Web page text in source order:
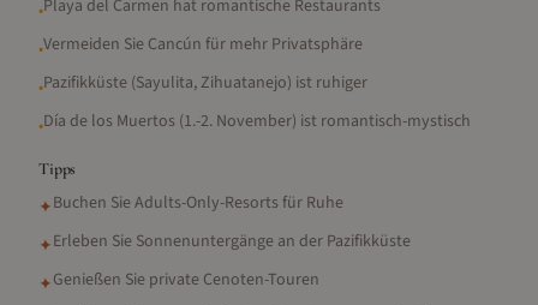
•Playa del Carmen hat romantische Restaurants
•Vermeiden Sie Cancún für mehr Privatsphäre
•Pazifikküste (Sayulita, Zihuatanejo) ist ruhiger
•Día de los Muertos (1.-2. November) ist romantisch-mystisch
Tipps
✦Buchen Sie Adults-Only-Resorts für Ruhe
✦Erleben Sie Sonnenuntergänge an der Pazifikküste
✦Genießen Sie private Cenoten-Touren